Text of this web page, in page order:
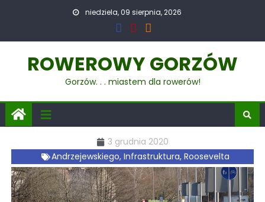
niedziela, 09 sierpnia, 2026
ROWEROWY GORZÓW
Gorzów. . . miastem dla rowerów!
3 grudnia 2020
Andrzejewskiego, Infrastruktura, Roosevelta